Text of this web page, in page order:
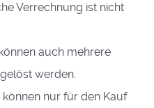
Verrechnung ist nicht
auch mehrere
werden.
nur für den Kauf